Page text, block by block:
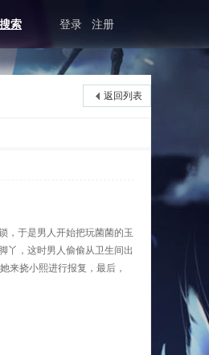
搜索 登录 注册
返回列表
，于是男人开始把玩菌菌的玉
丫，这时男人偷偷从卫生间出
来挠小熙进行报复，最后，